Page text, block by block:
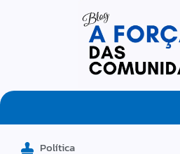
Fresh Articles Every Day
Política